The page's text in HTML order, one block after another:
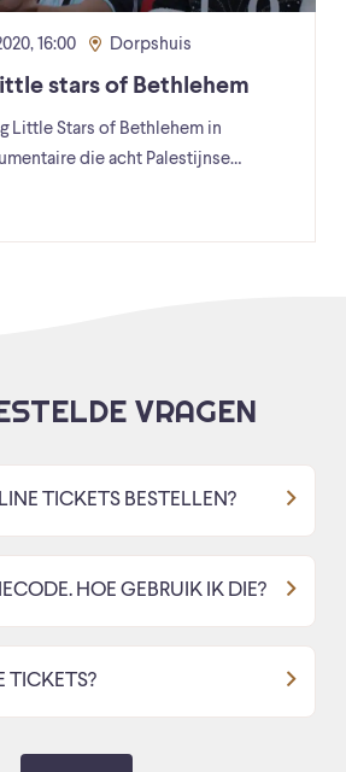
16:00 Dorpshuis
stars of Bethlehem
Little Stars of Bethlehem in
die acht Palestijnse…
VRAGEN
TICKETS BESTELLEN?
HOE GEBRUIK IK DIE?
TICKETS?